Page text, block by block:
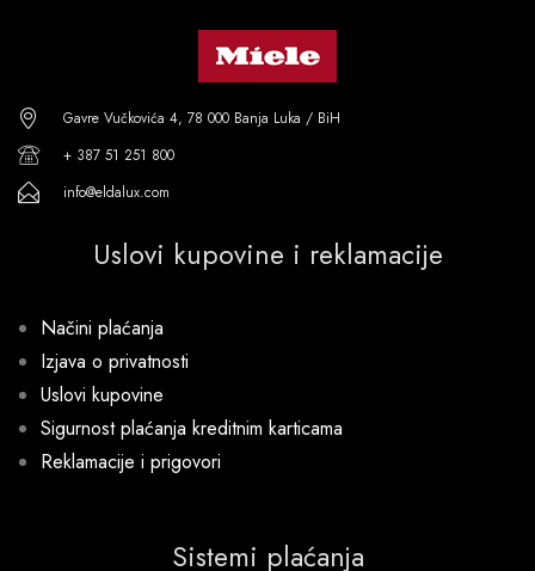
Gavre Vučkovića 4, 78 000 Banja Luka / BiH
+ 387 51 251 800
info@eldalux.com
Uslovi kupovine i reklamacije
Načini plaćanja
Izjava o privatnosti
Uslovi kupovine
Sigurnost plaćanja kreditnim karticama
Reklamacije i prigovori
Sistemi plaćanja